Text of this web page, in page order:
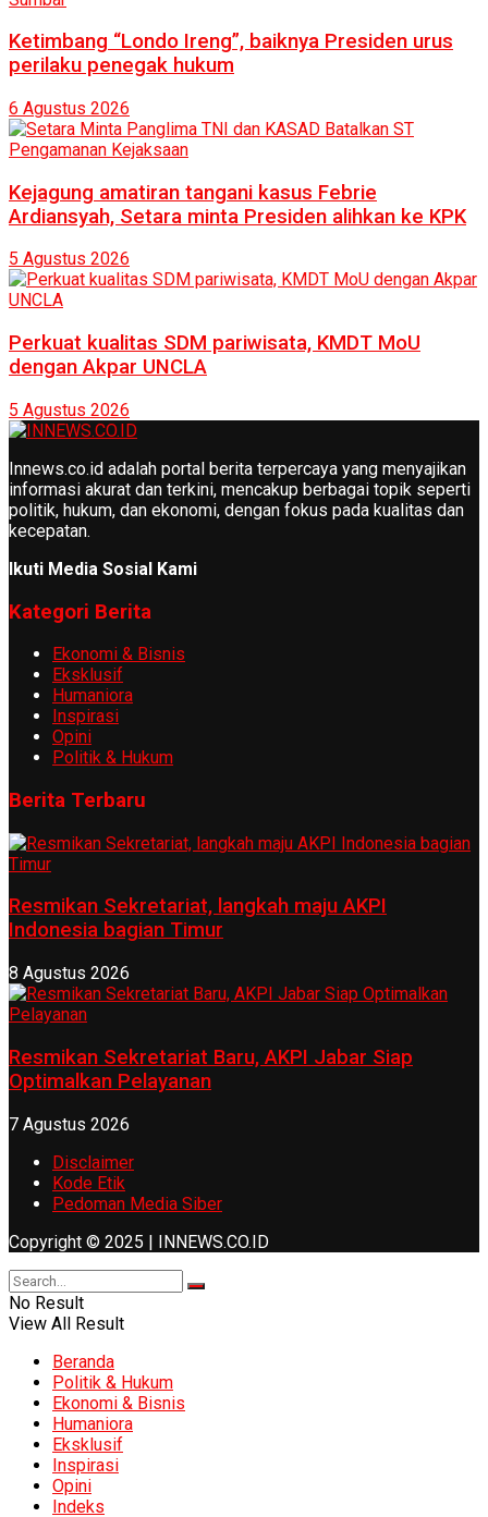
Ketimbang “Londo Ireng”, baiknya Presiden urus
perilaku penegak hukum
6 Agustus 2026
Kejagung amatiran tangani kasus Febrie
Ardiansyah, Setara minta Presiden alihkan ke KPK
5 Agustus 2026
Perkuat kualitas SDM pariwisata, KMDT MoU
dengan Akpar UNCLA
5 Agustus 2026
Innews.co.id adalah portal berita terpercaya yang menyajikan
informasi akurat dan terkini, mencakup berbagai topik seperti
politik, hukum, dan ekonomi, dengan fokus pada kualitas dan
kecepatan.
Ikuti Media Sosial Kami
Kategori Berita
Ekonomi & Bisnis
Eksklusif
Humaniora
Inspirasi
Opini
Politik & Hukum
Berita Terbaru
Resmikan Sekretariat, langkah maju AKPI
Indonesia bagian Timur
8 Agustus 2026
Resmikan Sekretariat Baru, AKPI Jabar Siap
Optimalkan Pelayanan
7 Agustus 2026
Disclaimer
Kode Etik
Pedoman Media Siber
Copyright © 2025 | INNEWS.CO.ID
No Result
View All Result
Beranda
Politik & Hukum
Ekonomi & Bisnis
Humaniora
Eksklusif
Inspirasi
Opini
Indeks